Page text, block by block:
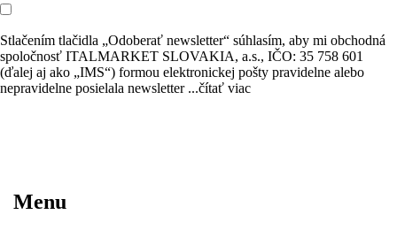
Stlačením tlačidla „Odoberať newsletter“ súhlasím, aby mi obchodná
spoločnosť ITALMARKET SLOVAKIA, a.s., IČO: 35 758 601
(ďalej aj ako „IMS“) formou elektronickej pošty pravidelne alebo
nepravidelne posielala newsletter ...čítať viac
Menu